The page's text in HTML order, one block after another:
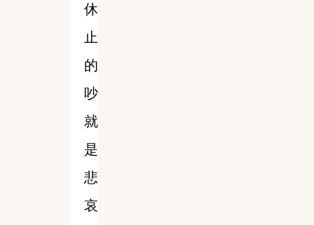
休
止
的
吵
就
是
悲
哀